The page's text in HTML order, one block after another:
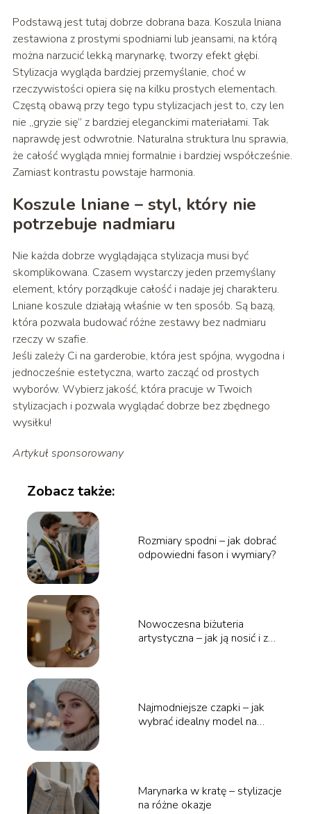
Podstawą jest tutaj dobrze dobrana baza. Koszula lniana
zestawiona z prostymi spodniami lub jeansami, na którą
można narzucić lekką marynarkę, tworzy efekt głębi.
Stylizacja wygląda bardziej przemyślanie, choć w
rzeczywistości opiera się na kilku prostych elementach.
Częstą obawą przy tego typu stylizacjach jest to, czy len
nie „gryzie się” z bardziej eleganckimi materiałami. Tak
naprawdę jest odwrotnie. Naturalna struktura lnu sprawia,
że całość wygląda mniej formalnie i bardziej współcześnie.
Zamiast kontrastu powstaje harmonia.
Koszule lniane – styl, który nie
potrzebuje nadmiaru
Nie każda dobrze wyglądająca stylizacja musi być
skomplikowana. Czasem wystarczy jeden przemyślany
element, który porządkuje całość i nadaje jej charakteru.
Lniane koszule działają właśnie w ten sposób. Są bazą,
która pozwala budować różne zestawy bez nadmiaru
rzeczy w szafie.
Jeśli zależy Ci na garderobie, która jest spójna, wygodna i
jednocześnie estetyczna, warto zacząć od prostych
wyborów. Wybierz jakość, która pracuje w Twoich
stylizacjach i pozwala wyglądać dobrze bez zbędnego
wysiłku!
Artykuł sponsorowany
Zobacz także:
Rozmiary spodni – jak dobrać
odpowiedni fason i wymiary?
Nowoczesna biżuteria
artystyczna – jak ją nosić i z
Najmodniejsze czapki – jak
wybrać idealny model na
Marynarka w kratę – stylizacje
na różne okazje